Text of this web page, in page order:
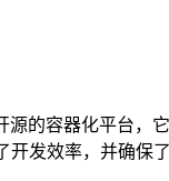
源的容器化平台，
开发效率，并确保